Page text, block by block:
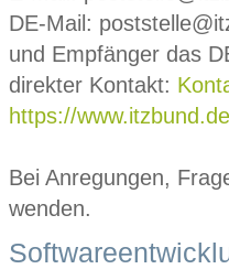
DE-Mail:
und Empfänger das
direkter Kontakt:
https://
Bei Anregungen,
wenden.